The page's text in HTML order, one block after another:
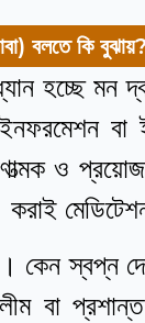
বলতে কি বুঝায়?
হচ্ছে মন
ইনফরমেশন
ও
কেন স্বপ্ন
বা